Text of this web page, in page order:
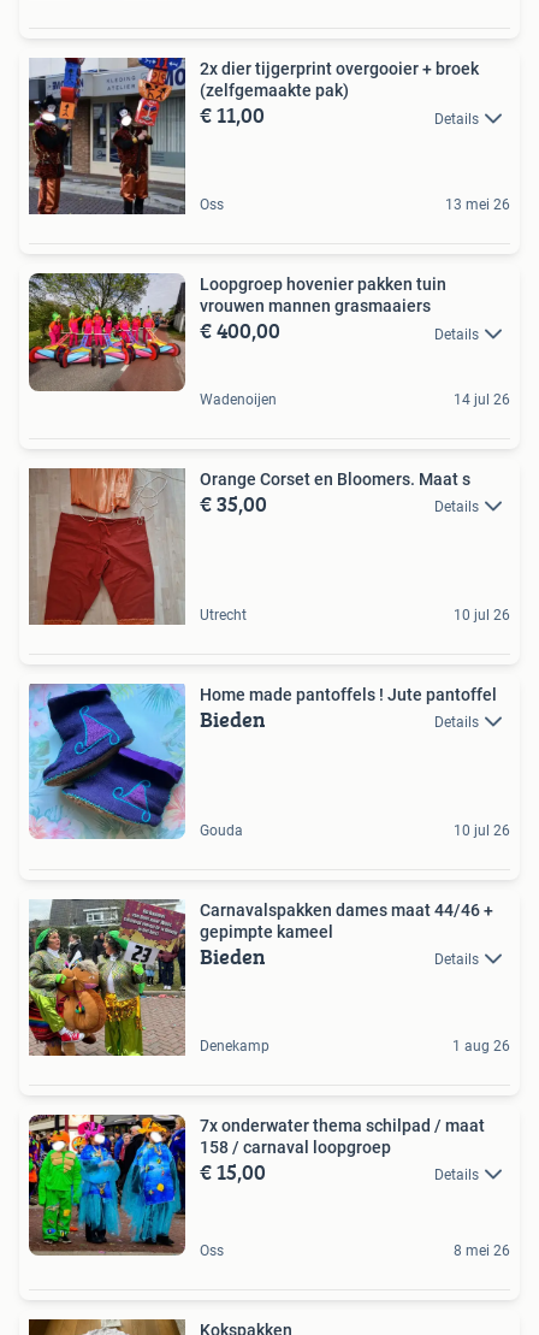
2x dier tijgerprint overgooier + broek
(zelfgemaakte pak)
€ 11,00 Details
Oss 13 mei 26
Loopgroep hovenier pakken tuin
vrouwen mannen grasmaaiers
€ 400,00 Details
Wadenoijen 14 jul 26
Orange Corset en Bloomers. Maat s
€ 35,00 Details
Utrecht 10 jul 26
Home made pantoffels ! Jute pantoffel
Bieden Details
Gouda 10 jul 26
Carnavalspakken dames maat 44/46 +
gepimpte kameel
Bieden Details
Denekamp 1 aug 26
7x onderwater thema schilpad / maat
158 / carnaval loopgroep
€ 15,00 Details
Oss 8 mei 26
Kokspakken